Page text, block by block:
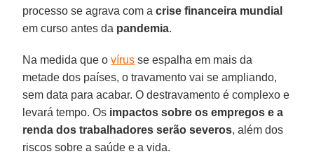
processo se agrava com acrise financeira mundial
em curso antes da pandemia.
Na medida que ovírus se espalha em mais da
metade dos países, o travamento vai se ampliando,
sem data para acabar. O destravamento é complexo e
levará tempo. Os impactos sobre os empregos e a
renda dos trabalhadores serão severos, além dos
riscos sobre a saúde e a vida.